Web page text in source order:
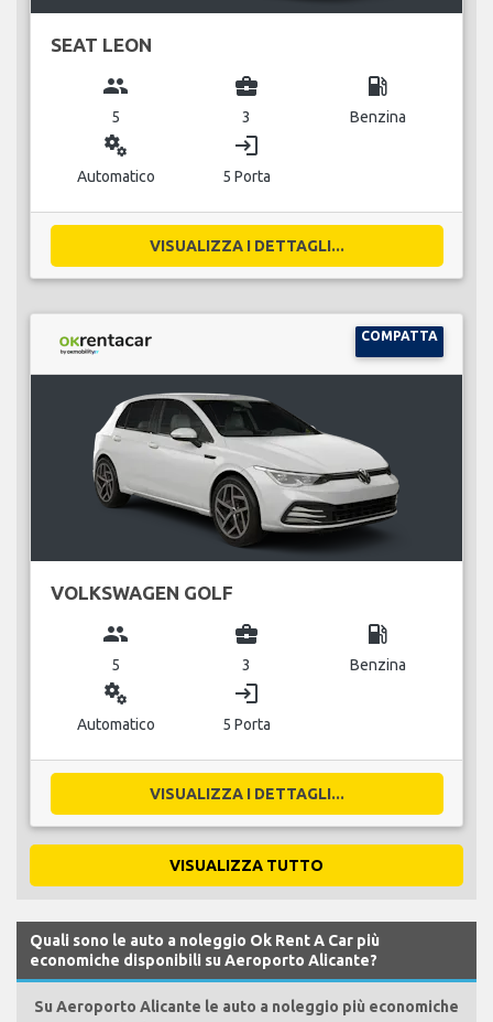
SEAT LEON
group
5
business_center
3
local_gas_station
Benzina
miscellaneous_services
Automatico
login
5 Porta
VISUALIZZA I DETTAGLI...
COMPATTA
VOLKSWAGEN GOLF
group
5
business_center
3
local_gas_station
Benzina
miscellaneous_services
Automatico
login
5 Porta
VISUALIZZA I DETTAGLI...
VISUALIZZA TUTTO
Quali sono le auto a noleggio Ok Rent A Car più
economiche disponibili su Aeroporto Alicante?
Su Aeroporto Alicante le auto a noleggio più economiche